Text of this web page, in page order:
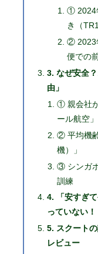
① 2024
き（
② 2023
便での
3. なぜ安全
由」
① 親会社
ール航空」
② 平均機
機）」
③ シンガ
訓練
4. 「安すぎ
っていない！
5. スクート
レビュー